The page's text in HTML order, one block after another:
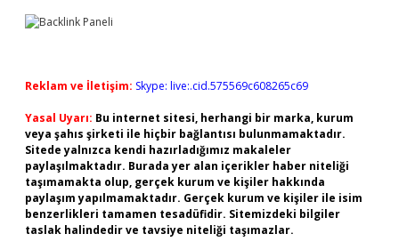
Reklam ve İletişim: Skype: live:.cid.575569c608265c69
Yasal Uyarı: Bu internet sitesi, herhangi bir marka, kurum
veya şahıs şirketi ile hiçbir bağlantısı bulunmamaktadır.
Sitede yalnızca kendi hazırladığımız makaleler
paylaşılmaktadır. Burada yer alan içerikler haber niteliği
taşımamakta olup, gerçek kurum ve kişiler hakkında
paylaşım yapılmamaktadır. Gerçek kurum ve kişiler ile isim
benzerlikleri tamamen tesadüfidir. Sitemizdeki bilgiler
taslak halindedir ve tavsiye niteliği taşımazlar.